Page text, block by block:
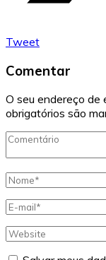
Tweet
Comentar
O seu endereço de
obrigatórios são